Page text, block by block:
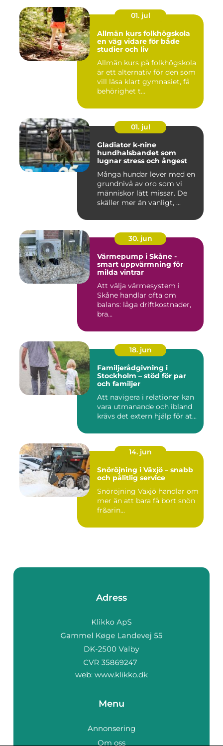
01. jul
Allmän kurs folkhögskola
en väg vidare för både
studier och liv
Allmän kurs på folkhögskola
är ett alternativ för den som
vill läsa klart gymnasiet, få
behörighet t...
01. jul
Gladiator k-nine
hundhalsbandet som
lugnar stress och ångest
Många hundar lever med en
grundnivå av oro som vi
människor lätt missar. De
skäller mer än vanligt, ...
30. jun
Värmepump i Skåne -
smart uppvärmning för
milda vintrar
Att välja värmesystem i
Skåne handlar ofta om
balans: låga driftkostnader,
bra...
18. jun
Familjerådgivning i
Stockholm – stöd för par
och familjer
Att navigera i relationer kan
vara utmanande och ibland
krävs det extern hjälp för at...
14. jun
Snöröjning i Växjö – snabb
och pålitlig service
Snöröjning Växjö handlar om
mer än att bara få bort snön
fr&arin...
Adress
web: www.klikko.dk
Menu
Annonsering
Om oss